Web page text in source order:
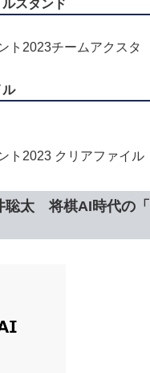
スタンド
ト2023チームアクスタ
ル
ト2023 クリアファイル
聡太 将棋AI時代の